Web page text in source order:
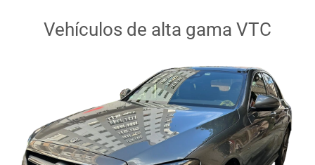
Vehículos de alta gama VTC